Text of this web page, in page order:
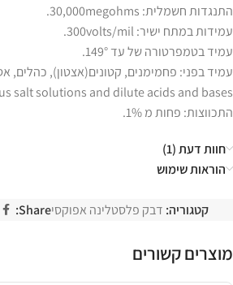
התנגדות חשמלית: 30,000megohms.
עמידות במתח ישיר: 300volts/mil.
עמיד בטמפרטורה של עד 149°.
salt solutions and dilute acids and bases.
התכווצות: פחות מ 1%.
חוות דעת (1)
הוראות שימוש
קטגוריה: דבק פלסטלינה אפוקסיShare:
מוצרים קשורים